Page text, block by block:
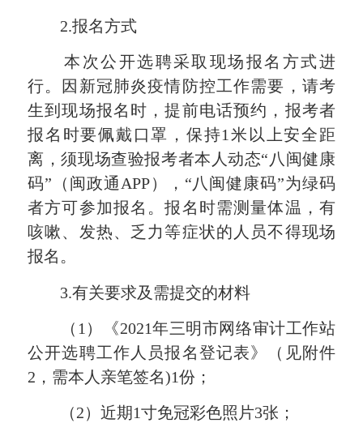
2.报名方式
本次公开选聘采取现场报名方式进
行。因新冠肺炎疫情防控工作需要，请考
生到现场报名时，提前电话预约，报考者
报名时要佩戴口罩，保持1米以上安全距
离，须现场查验报考者本人动态“八闽健康
码”（闽政通APP），“八闽健康码”为绿码
者方可参加报名。报名时需测量体温，有
咳嗽、发热、乏力等症状的人员不得现场
报名。
3.有关要求及需提交的材料
（1）《2021年三明市网络审计工作站
公开选聘工作人员报名登记表》（见附件
2，需本人亲笔签名)1份；
（2）近期1寸免冠彩色照片3张；